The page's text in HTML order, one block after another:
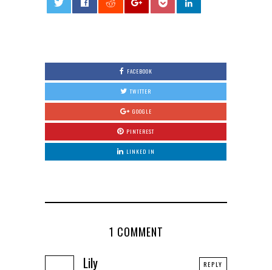
FACEBOOK
TWITTER
GOOGLE
PINTEREST
LINKED IN
1 COMMENT
Lily REPLY